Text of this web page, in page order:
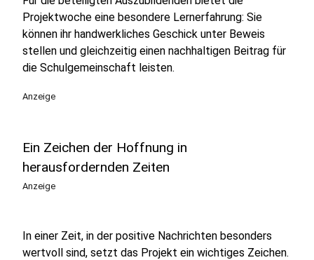
Projektwoche eine besondere Lernerfahrung: Sie
können ihr handwerkliches Geschick unter Beweis
stellen und gleichzeitig einen nachhaltigen Beitrag für
die Schulgemeinschaft leisten.
Anzeige
Ein Zeichen der Hoffnung in
herausfordernden Zeiten
Anzeige
In einer Zeit, in der positive Nachrichten besonders
wertvoll sind, setzt das Projekt ein wichtiges Zeichen.